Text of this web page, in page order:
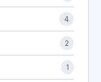
4
2
1